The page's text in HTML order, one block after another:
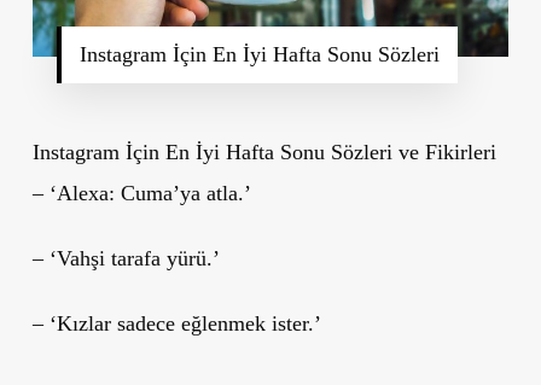
Instagram İçin En İyi Hafta Sonu Sözleri
Instagram İçin En İyi Hafta Sonu Sözleri ve Fikirleri
– ‘Alexa: Cuma’ya atla.’
– ‘Vahşi tarafa yürü.’
– ‘Kızlar sadece eğlenmek ister.’